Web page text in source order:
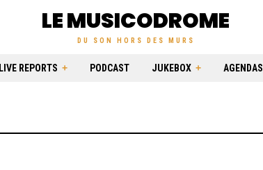
LE MUSICODROME
DU SON HORS DES MURS
LIVE REPORTS PODCAST JUKEBOX AGENDAS